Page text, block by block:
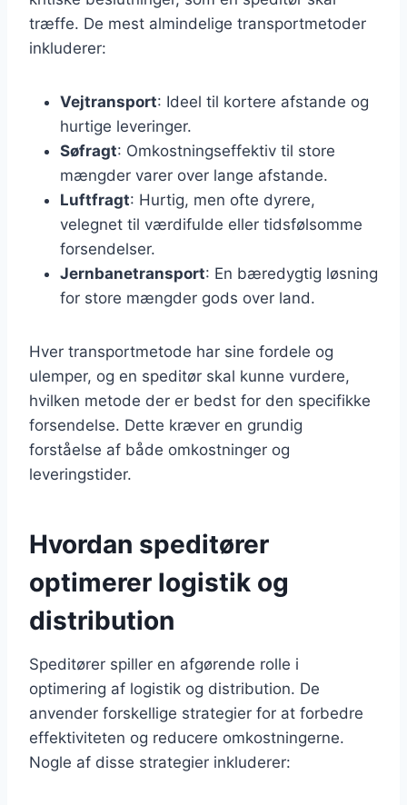
træffe. De mest almindelige transportmetoder
inkluderer:
Vejtransport: Ideel til kortere afstande og
hurtige leveringer.
Søfragt: Omkostningseffektiv til store
mængder varer over lange afstande.
Luftfragt: Hurtig, men ofte dyrere,
velegnet til værdifulde eller tidsfølsomme
forsendelser.
Jernbanetransport: En bæredygtig løsning
for store mængder gods over land.
Hver transportmetode har sine fordele og
ulemper, og en speditør skal kunne vurdere,
hvilken metode der er bedst for den specifikke
forsendelse. Dette kræver en grundig
forståelse af både omkostninger og
leveringstider.
Hvordan speditører
optimerer logistik og
distribution
Speditører spiller en afgørende rolle i
optimering af logistik og distribution. De
anvender forskellige strategier for at forbedre
effektiviteten og reducere omkostningerne.
Nogle af disse strategier inkluderer: